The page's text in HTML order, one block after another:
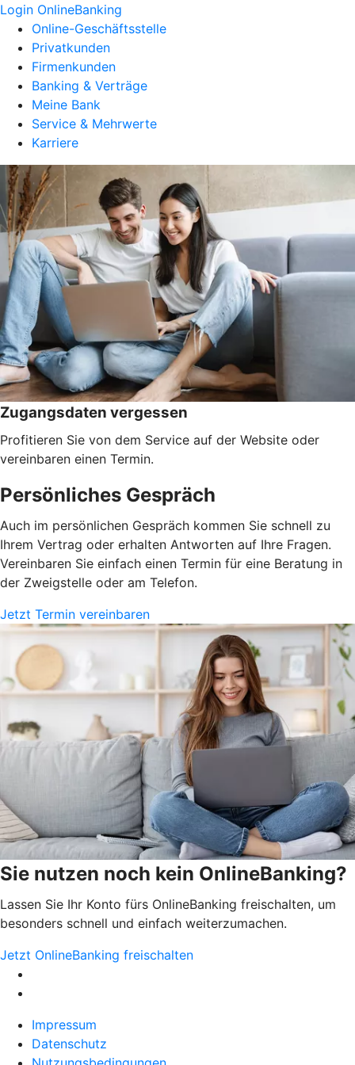
Login OnlineBanking
Online-Geschäftsstelle
Privatkunden
Firmenkunden
Banking & Verträge
Meine Bank
Service & Mehrwerte
Karriere
Zugangsdaten vergessen
Profitieren Sie von dem Service auf der Website oder
vereinbaren einen Termin.
Persönliches Gespräch
Auch im persönlichen Gespräch kommen Sie schnell zu
Ihrem Vertrag oder erhalten Antworten auf Ihre Fragen.
Vereinbaren Sie einfach einen Termin für eine Beratung in
der Zweigstelle oder am Telefon.
Jetzt Termin vereinbaren
Sie nutzen noch kein OnlineBanking?
Lassen Sie Ihr Konto fürs OnlineBanking freischalten, um
besonders schnell und einfach weiterzumachen.
Jetzt OnlineBanking freischalten
Impressum
Datenschutz